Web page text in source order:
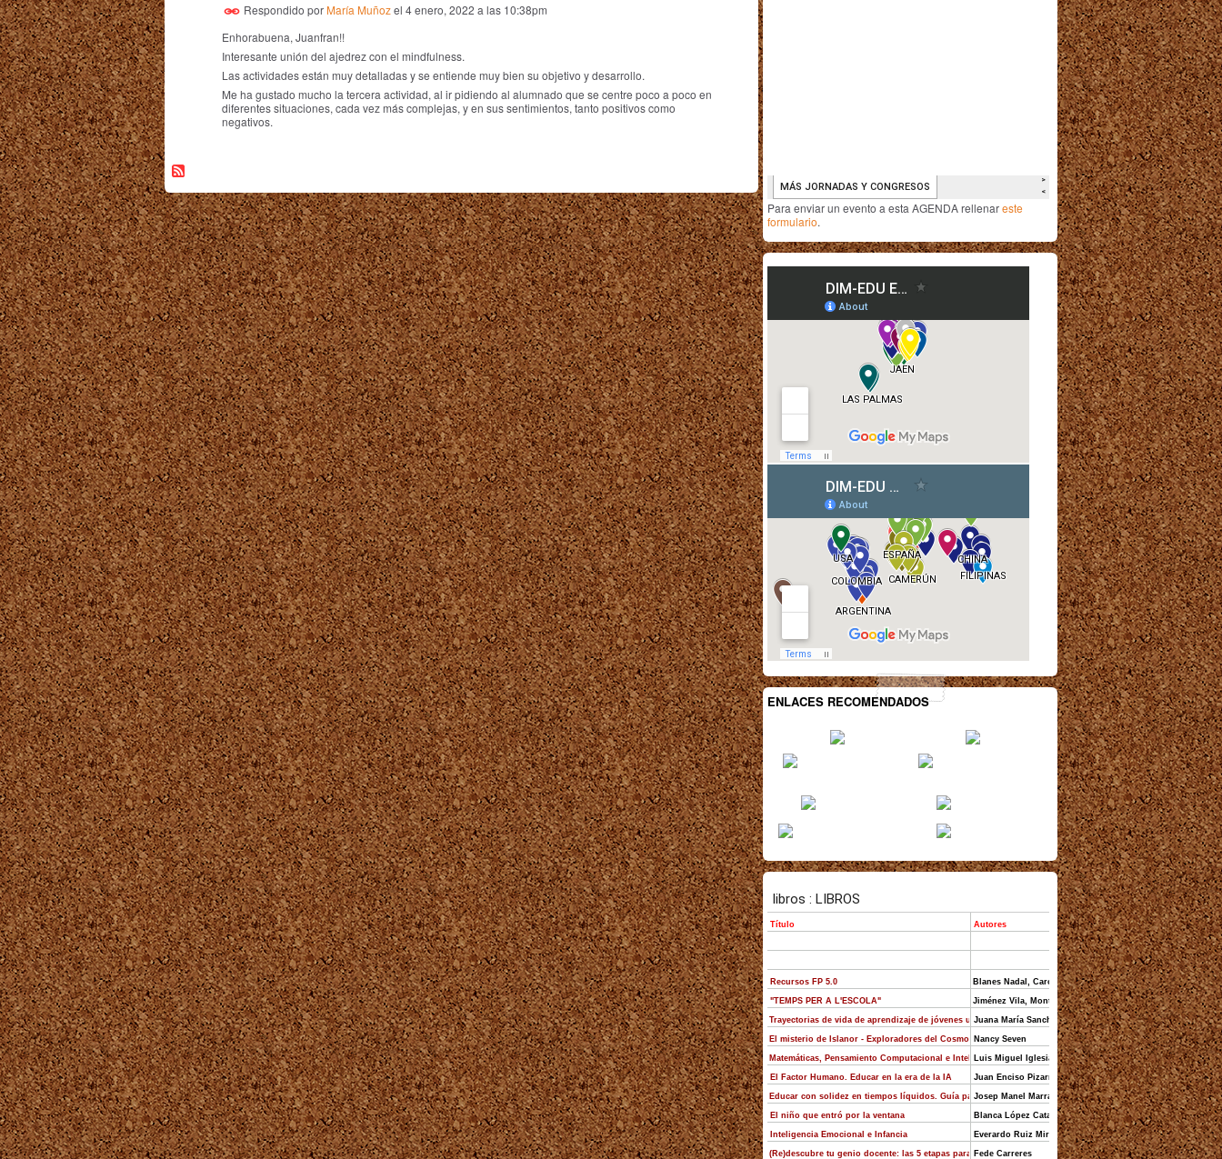
Respondido por María Muñozel 4 enero, 2022 a las 10:38pm
Enhorabuena, Juanfran!!
Interesante unión del ajedrez con el mindfulness.
Las actividades están muy detalladas y se entiende muy bien su objetivo y desarrollo.
Me ha gustado mucho la tercera actividad, al ir pidiendo al alumnado que se centre poco a poco en
diferentes situaciones, cada vez más complejas, y en sus sentimientos, tanto positivos como
negativos.
Para enviar un evento a esta AGENDA rellenareste
formulario.
ENLACES RECOMENDADOS